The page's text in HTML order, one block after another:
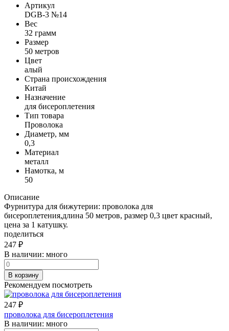
Артикул
DGB-3 №14
Вес
32 грамм
Размер
50 метров
Цвет
алый
Страна происхождения
Китай
Назначение
для бисероплетения
Тип товара
Проволока
Диаметр, мм
0,3
Материал
металл
Намотка, м
50
Описание
Фурнитура для бижутерии: проволока для
бисероплетения,длина 50 метров, размер 0,3 цвет красный,
цена за 1 катушку.
поделиться
247 ₽
В наличии: много
В корзину
Рекомендуем посмотреть
247 ₽
проволока для бисероплетения
В наличии: много